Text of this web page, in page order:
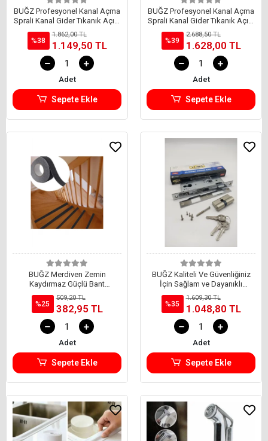
BUĞZ Profesyonel Kanal Açma
Sprali Kanal Gider Tıkanık Açıcı
5 mt
%38
1.862,00 TL
1.149,50 TL
Adet
Sepete Ekle
BUĞZ Profesyonel Kanal Açma
Sprali Kanal Gider Tıkanık Açıcı
10 mt
%39
2.688,50 TL
1.628,00 TL
Adet
Sepete Ekle
BUĞZ Merdiven Zemin
Kaydırmaz Güçlü Bant
Yapışkanlı Kaymaz Bant Siyah
25 mm X 5 Metre
%25
509,20 TL
382,95 TL
Adet
Sepete Ekle
BUĞZ Kaliteli Ve Güvenliğiniz
İçin Sağlam ve Dayanıklı
Çözüm Silindirli Gömme Kilit
Yuma
%35
1.609,30 TL
1.048,80 TL
Adet
Sepete Ekle